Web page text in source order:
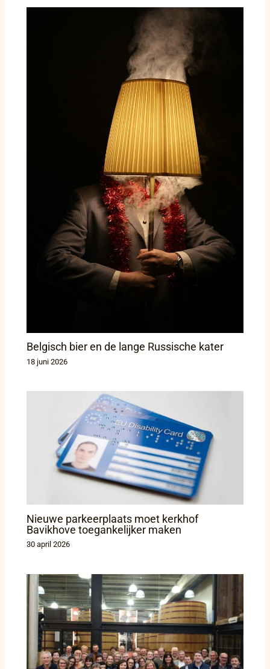
Belgisch bier en de lange Russische kater
18 juni 2026
Nieuwe parkeerplaats moet kerkhof
Bavikhove toegankelijker maken
30 april 2026